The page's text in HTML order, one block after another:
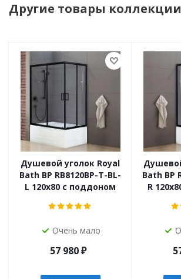
Другие товары коллекции
Душевой уголок Royal
Bath BP RB8120BP-T-BL-
L 120x80 с поддоном
Очень мало
57 980₽
Bath BP
R